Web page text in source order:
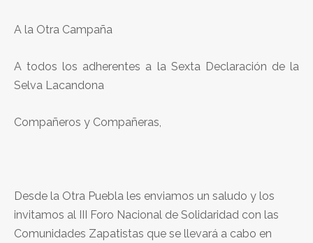
A la Otra Campaña
A todos los adherentes a la Sexta Declaración de la
Selva Lacandona
Compañeros y Compañeras,
Desde la Otra Puebla les enviamos un saludo y los
invitamos al III Foro Nacional de Solidaridad con las
Comunidades Zapatistas que se llevará a cabo en